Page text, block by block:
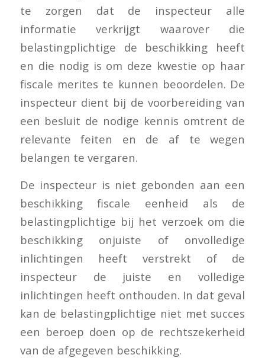
te zorgen dat de inspecteur alle
informatie verkrijgt waarover die
belastingplichtige de beschikking heeft
en die nodig is om deze kwestie op haar
fiscale merites te kunnen beoordelen. De
inspecteur dient bij de voorbereiding van
een besluit de nodige kennis omtrent de
relevante feiten en de af te wegen
belangen te vergaren.
De inspecteur is niet gebonden aan een
beschikking fiscale eenheid als de
belastingplichtige bij het verzoek om die
beschikking onjuiste of onvolledige
inlichtingen heeft verstrekt of de
inspecteur de juiste en volledige
inlichtingen heeft onthouden. In dat geval
kan de belastingplichtige niet met succes
een beroep doen op de rechtszekerheid
van de afgegeven beschikking.